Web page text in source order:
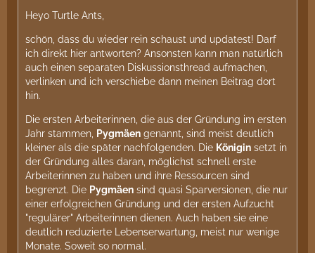
Heyo Turtle Ants,
schön, dass du wieder rein schaust und updatest! Darf
ich direkt hier antworten? Ansonsten kann man natürlich
auch einen separaten Diskussionsthread aufmachen,
verlinken und ich verschiebe dann meinen Beitrag dort
hin.
Die ersten Arbeiterinnen, die aus der Gründung im ersten
Jahr stammen, Pygmäen genannt, sind meist deutlich
kleiner als die später nachfolgenden. Die Königin setzt in
der Gründung alles daran, möglichst schnell erste
Arbeiterinnen zu haben und ihre Ressourcen sind
begrenzt. Die Pygmäen sind quasi Sparversionen, die nur
einer erfolgreichen Gründung und der ersten Aufzucht
"regulärer" Arbeiterinnen dienen. Auch haben sie eine
deutlich reduzierte Lebenserwartung, meist nur wenige
Monate. Soweit so normal.